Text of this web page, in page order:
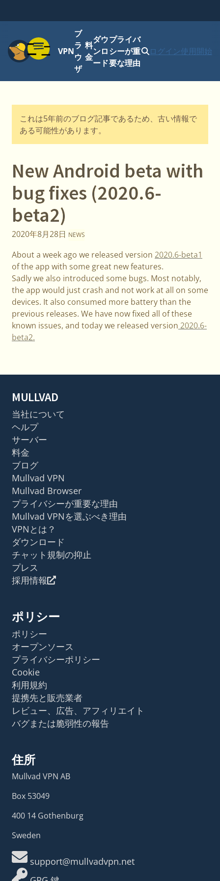
ニュー
VPN
ブ
ラ
ウ
ザ
料
金
ダウ
ンロ
ード
プライバ
シーが重
要な理由
ログイン使用開始
これは5年前のブログ記事であるため、古い情報で
ある可能性があります。
New Android beta with
bug fixes (2020.6-
beta2)
2020年8月28日 NEWS
About a week ago we released version 2020.6-beta1
of the app with some great new features.
Sadly we also introduced some bugs. Most notably,
the app would just crash and not work at all on some
devices. It also consumed more battery than the
previous releases. We have now fixed all of these
known issues, and today we released version 2020.6-
beta2.
MULLVAD
当社について
ヘルプ
サーバー
料金
ブログ
Mullvad VPN
Mullvad Browser
プライバシーが重要な理由
Mullvad VPNを選ぶべき理由
VPNとは？
ダウンロード
チャット規制の抑止
プレス
採用情報
ポリシー
ポリシー
オープンソース
プライバシーポリシー
Cookie
利用規約
提携先と販売業者
レビュー、広告、アフィリエイト
バグまたは脆弱性の報告
住所
Mullvad VPN AB
Box 53049
400 14 Gothenburg
Sweden
support@mullvadvpn.net